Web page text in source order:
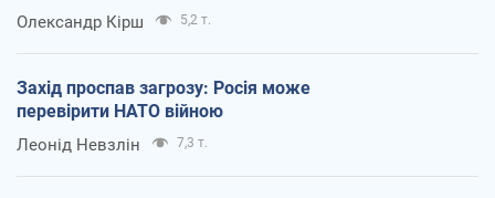
Олександр Кірш 5,2 т.
Захід проспав загрозу: Росія може
перевірити НАТО війною
Леонід Невзлін 7,3 т.